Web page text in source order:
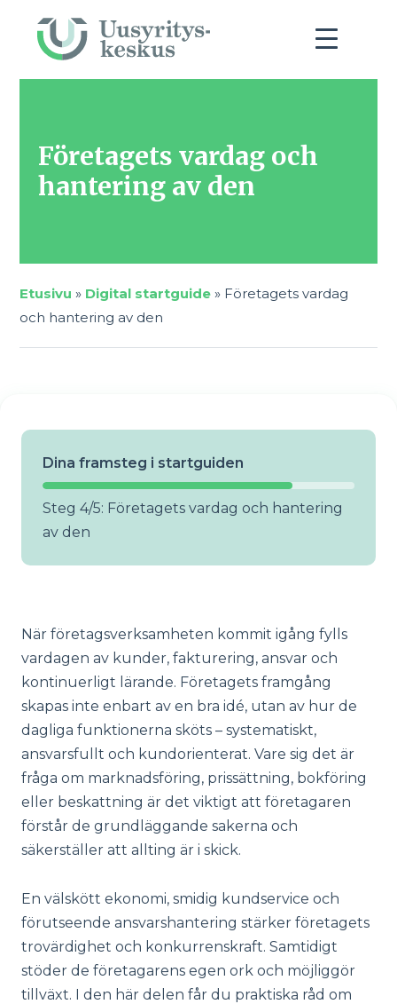
Företagets vardag och
hantering av den
Etusivu » Digital startguide » Företagets vardag
och hantering av den
Dina framsteg i startguiden
Steg 4/5: Företagets vardag och hantering
av den
När företagsverksamheten kommit igång fylls
vardagen av kunder, fakturering, ansvar och
kontinuerligt lärande. Företagets framgång
skapas inte enbart av en bra idé, utan av hur de
dagliga funktionerna sköts – systematiskt,
ansvarsfullt och kundorienterat. Vare sig det är
fråga om marknadsföring, prissättning, bokföring
eller beskattning är det viktigt att företagaren
förstår de grundläggande sakerna och
säkerställer att allting är i skick.
En välskött ekonomi, smidig kundservice och
förutseende ansvarshantering stärker företagets
trovärdighet och konkurrenskraft. Samtidigt
stöder de företagarens egen ork och möjliggör
tillväxt. I den här delen får du praktiska råd om